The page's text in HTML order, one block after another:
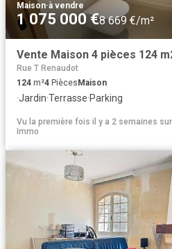
Maison·à vendre
1 075 000 €8 669 €/m²
Vente Maison 4 pièces 124
Rue T Renaudot
124 m²4 Pièces Maison
·Jardin·Terrasse·Parking
Vu la première fois il y a 2 semaines sur
Immo